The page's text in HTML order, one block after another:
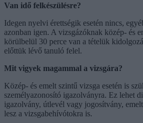
Van idő felkészülésre?
Idegen nyelvi érettségik esetén nincs,
azonban igen. A vizsgázóknak közép- és
körülbelül 30 perce van a tételük
előttük lévő tanuló felel.
Mit vigyek magammal a vizsgára?
Közép- és emelt szintű vizsga esetén is
személyazonosító igazolványra. Ez lehet
igazolvány, útlevél vagy jogosítvány,
lesz a vizsgabehívótokra is.